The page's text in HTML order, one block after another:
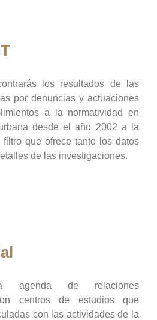
los resultados de las
por denuncias y actuaciones
a la normatividad en
desde el año 2002 a la
que ofrece tanto los datos
de las investigaciones.
agenda de relaciones
centros de estudios que
con las actividades de la